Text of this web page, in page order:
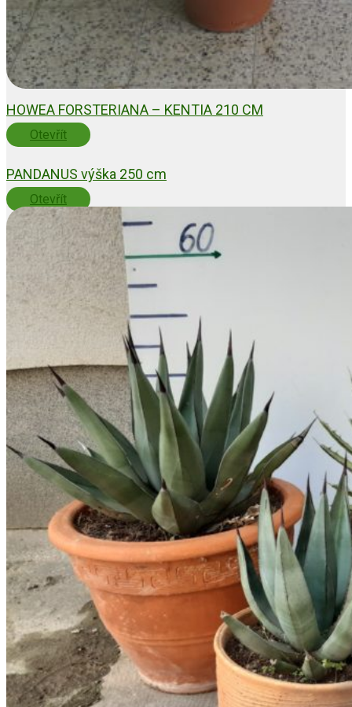
HOWEA FORSTERIANA – KENTIA 210 CM
Otevřít
PANDANUS výška 250 cm
Otevřít